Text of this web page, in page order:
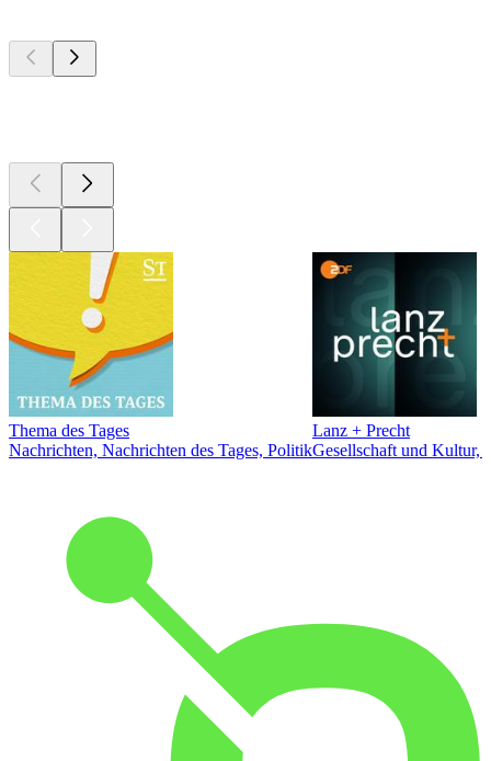
Thema des Tages
Nachrichten, Nachrichten des Tages, Politik
Lanz + Precht
Gesellschaft und Kultur,